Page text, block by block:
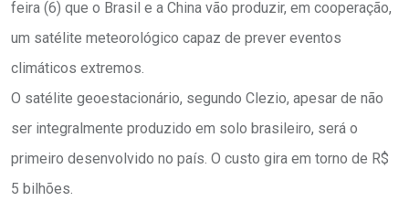
feira (6) que o Brasil e a China vão produzir, em cooperação,
um satélite meteorológico capaz de prever eventos
climáticos extremos.
O satélite geoestacionário, segundo Clezio, apesar de não
ser integralmente produzido em solo brasileiro, será o
primeiro desenvolvido no país. O custo gira em torno de R$
5 bilhões.